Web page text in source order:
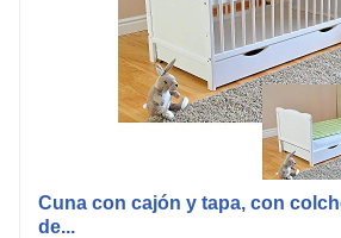
Cuna con cajón y tapa, con
de...